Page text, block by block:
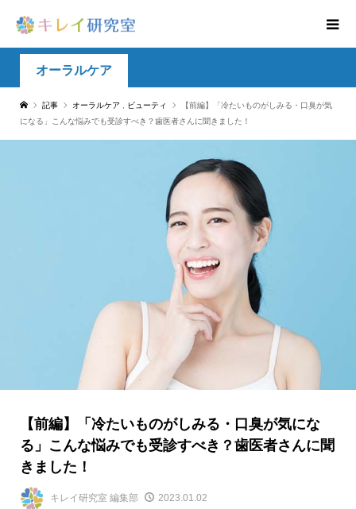
オーラルケア
記事 オーラルケア ビューティ
【前編】「冷たいものがしみる・口臭が気
になる」こんな悩みでも受診すべき？歯医者さんに聞きました！
【前編】「冷たいものがしみる・口臭が気にな
る」こんな悩みでも受診すべき？歯医者さんに聞
きました！
キレイ研究室 編集部 2023.01.02